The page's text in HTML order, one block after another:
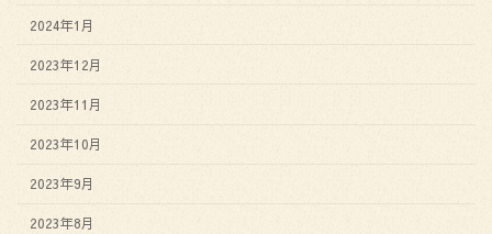
2024年1月
2023年12月
2023年11月
2023年10月
2023年9月
2023年8月